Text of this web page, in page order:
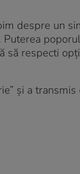
despre un
să respecti
și a transmis